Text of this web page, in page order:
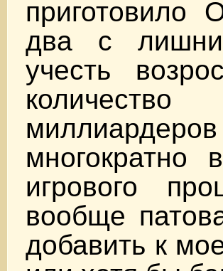
приготовило
два с
учесть
многократно
игрового
вообще
добавить к